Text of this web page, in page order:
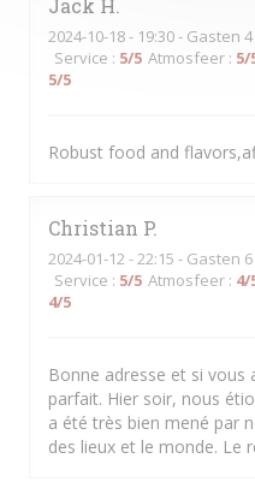
Jack H
2024-10-18- 19:30 - Gasten 4
Service : 5/5 Atmosfeer : 5/
5/5
Robust food and
Christian P
2024-01-12 - 22:15 - Gasten 6
Service : 5/5 Atmosfeer : 4/
4/5
Bonne adresse et si vous
parfait. Hier soir, nous
a été très bien mené par
des lieux et le monde. Le